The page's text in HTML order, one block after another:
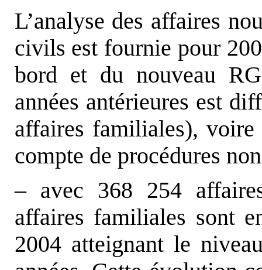
L’analyse des affaires
civils est fournie pour
bord et du nouveau
années antérieures est
affaires familiales),
compte de procédures
– avec 368 254
affaires familiales sont
2004 atteignant le